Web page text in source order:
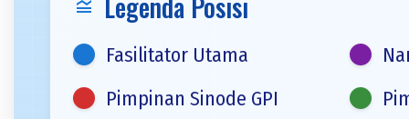
legend_toggle
Fasilitator Utama
Pimpinan Sinode GPI